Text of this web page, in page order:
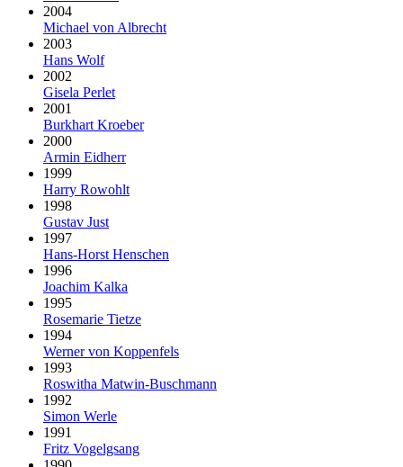
2004
Michael von Albrecht
2003
Hans Wolf
2002
Gisela Perlet
2001
Burkhart Kroeber
2000
Armin Eidherr
1999
Harry Rowohlt
1998
Gustav Just
1997
Hans-Horst Henschen
1996
Joachim Kalka
1995
Rosemarie Tietze
1994
Werner von Koppenfels
1993
Roswitha Matwin-Buschmann
1992
Simon Werle
1991
Fritz Vogelgsang